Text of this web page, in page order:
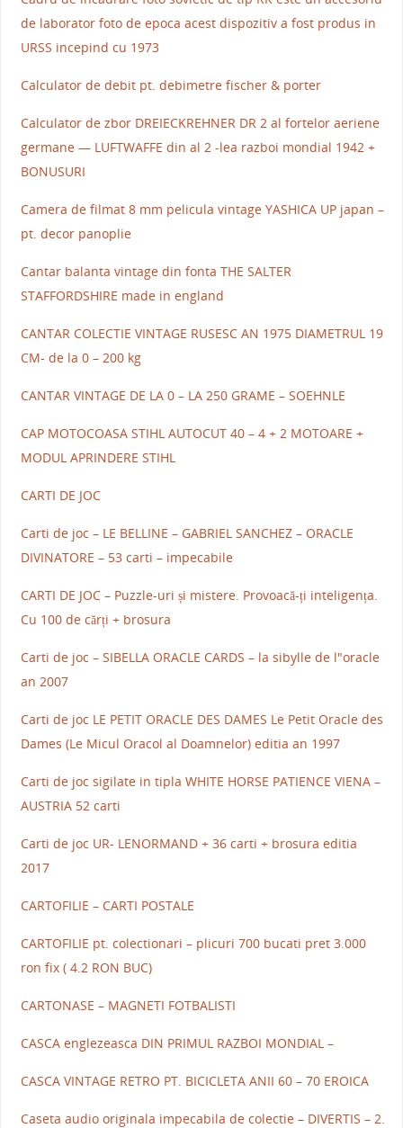
de laborator foto de epoca acest dispozitiv a fost produs in
URSS incepind cu 1973
Calculator de debit pt. debimetre fischer & porter
Calculator de zbor DREIECKREHNER DR 2 al fortelor aeriene
germane — LUFTWAFFE din al 2 -lea razboi mondial 1942 +
BONUSURI
Camera de filmat 8 mm pelicula vintage YASHICA UP japan –
pt. decor panoplie
Cantar balanta vintage din fonta THE SALTER
STAFFORDSHIRE made in england
CANTAR COLECTIE VINTAGE RUSESC AN 1975 DIAMETRUL 19
CM- de la 0 – 200 kg
CANTAR VINTAGE DE LA 0 – LA 250 GRAME – SOEHNLE
CAP MOTOCOASA STIHL AUTOCUT 40 – 4 + 2 MOTOARE +
MODUL APRINDERE STIHL
CARTI DE JOC
Carti de joc – LE BELLINE – GABRIEL SANCHEZ – ORACLE
DIVINATORE – 53 carti – impecabile
CARTI DE JOC – Puzzle-uri și mistere. Provoacă-ți inteligența.
Cu 100 de cărți + brosura
Carti de joc – SIBELLA ORACLE CARDS – la sibylle de l"oracle
an 2007
Carti de joc LE PETIT ORACLE DES DAMES Le Petit Oracle des
Dames (Le Micul Oracol al Doamnelor) editia an 1997
Carti de joc sigilate in tipla WHITE HORSE PATIENCE VIENA –
AUSTRIA 52 carti
Carti de joc UR- LENORMAND + 36 carti + brosura editia
2017
CARTOFILIE – CARTI POSTALE
CARTOFILIE pt. colectionari – plicuri 700 bucati pret 3.000
ron fix ( 4.2 RON BUC)
CARTONASE – MAGNETI FOTBALISTI
CASCA englezeasca DIN PRIMUL RAZBOI MONDIAL –
CASCA VINTAGE RETRO PT. BICICLETA ANII 60 – 70 EROICA
Caseta audio originala impecabila de colectie – DIVERTIS – 2.